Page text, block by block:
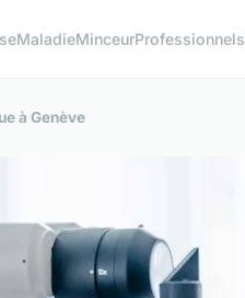
MaladieMinceurProfessionnels
à Genève